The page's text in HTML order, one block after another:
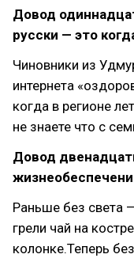
Довод
русски — это
Чиновники из
интернета
когда в регионе
не знаете что с
Довод
Раньше без света
грели чай на
колонке.Теперь